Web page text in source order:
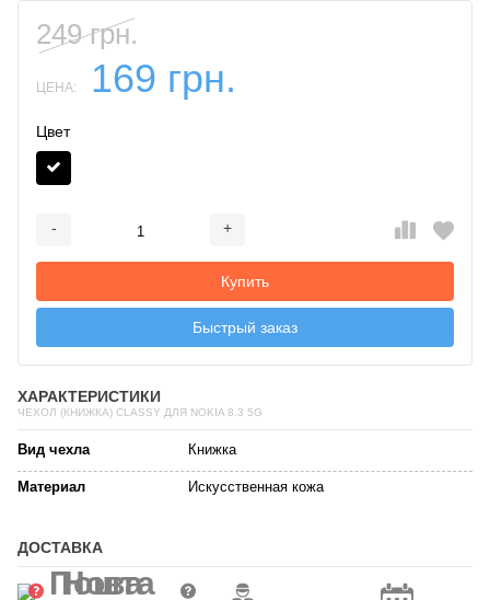
249 грн.
ЦЕНА: 169 грн.
Цвет
- +
Купить
Быстрый заказ
ХАРАКТЕРИСТИКИ
ЧЕХОЛ (КНИЖКА) CLASSY ДЛЯ NOKIA 8.3 5G
Вид чехла Книжка
Материал Искусственная кожа
ДОСТАВКА